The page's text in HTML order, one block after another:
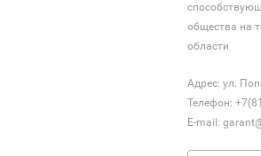
общества на
области
Адрес: ул.
Телефон:
E-mail: